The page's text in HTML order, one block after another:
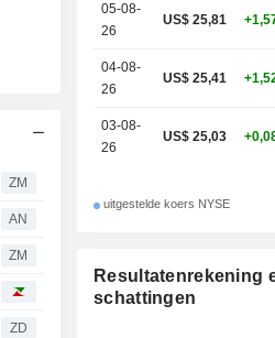
ZM
AN
ZM
ZD
05-08-
26
US$ 25,81
04-08-
26
US$ 25,41
03-08-
26
US$ 25,03
uitgestelde koers NYSE
Resultatenrekening
schattingen